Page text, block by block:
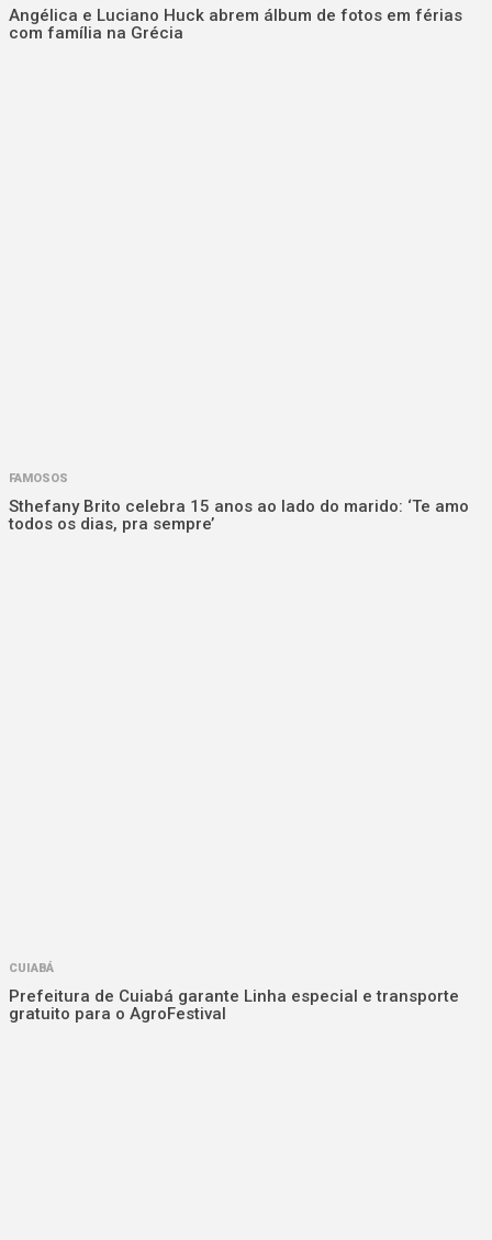
Angélica e Luciano Huck abrem álbum de fotos em férias
com família na Grécia
FAMOSOS
Sthefany Brito celebra 15 anos ao lado do marido: ‘Te amo
todos os dias, pra sempre’
CUIABÁ
Prefeitura de Cuiabá garante Linha especial e transporte
gratuito para o AgroFestival